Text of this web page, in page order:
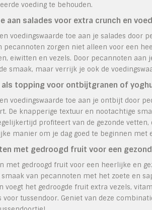
voeding te behouden.
aan salades voor extra crunch en
voedingswaarde toe aan je salades door
pecannoten zorgen niet alleen voor een
eiwitten en vezels. Door pecannoten aan
smaak, maar verrijk je ook de
als topping voor ontbijtgranen of
voedingswaarde toe aan je ontbijt door
De knapperige textuur en nootachtige
profiteert van de gezonde
manier om je dag goed te beginnen
met gedroogd fruit voor een
met gedroogd fruit voor een heerlijke en
van pecannoten met het zoete en
voegt het gedroogde fruit extra vezels,
voor tussendoor. Geniet van deze